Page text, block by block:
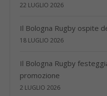
22 LUGLIO 2026
Il Bologna Rugby ospite
18 LUGLIO 2026
Il Bologna Rugby
promozione
2 LUGLIO 2026